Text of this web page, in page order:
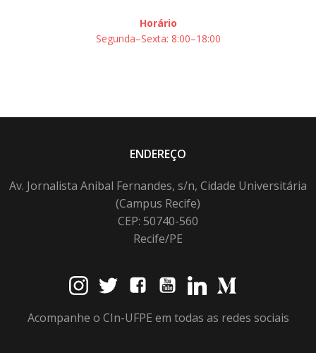
Horário
Segunda–Sexta: 8:00–18:00
ENDEREÇO
Av. Jornalista Anibal Fernandes, s/n, Cidade Universitária
(Campus Recife)
CEP: 50740-560
Recife/PE
Acompanhe o CIn-UFPE em todas as redes sociais